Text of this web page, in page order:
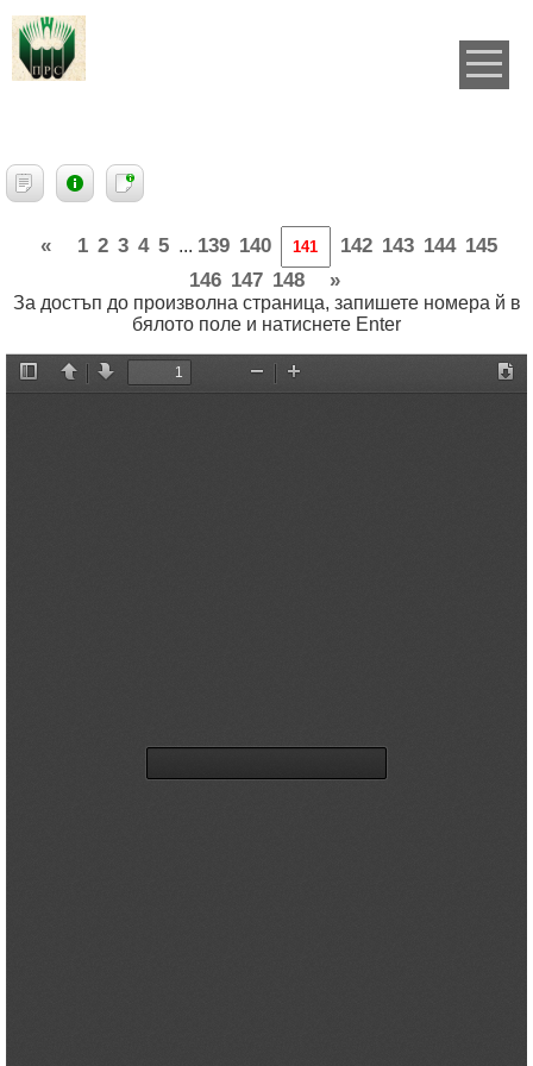
« 1 2 3 4 5 ... 139 140 142 143 144 145
146 147 148 »
За достъп до произволна страница, запишете номера й в
бялото поле и натиснете Enter